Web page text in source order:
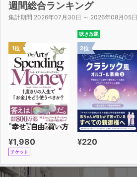
週間総合ランキング
集計期間 2026年07月30日 ～ 2026年08月05日
1位
¥1,980
チケット
聴き放題
2位
¥220